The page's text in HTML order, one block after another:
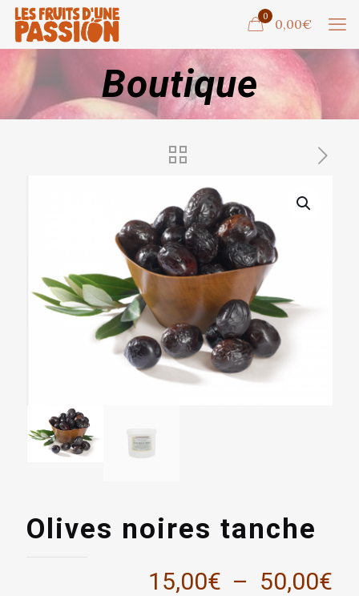
0 0,00€
Boutique
Olives noires tanche
15,00€ – 50,00€